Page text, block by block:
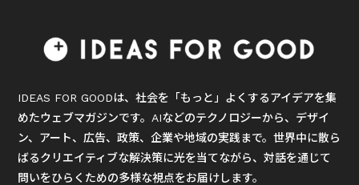
IDEAS FOR GOODは、社会を「もっと」よくするアイデアを集
めたウェブマガジンです。AIなどのテクノロジーから、デザイ
ン、アート、広告、政策、企業や地域の実践まで。世界中に散ら
ばるクリエイティブな解決策に光を当てながら、対話を通じて
問いをひらくための多様な視点をお届けします。